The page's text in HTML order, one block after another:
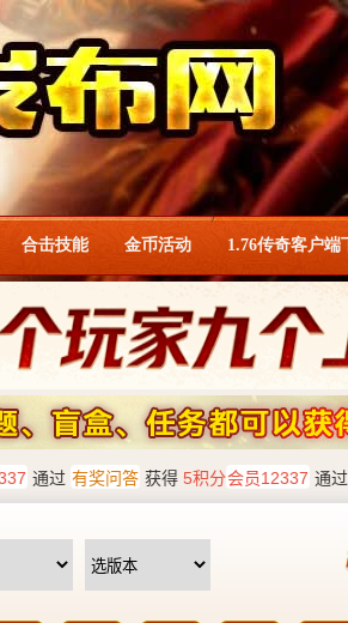
合击技能 金币活动 1.76传奇客户端